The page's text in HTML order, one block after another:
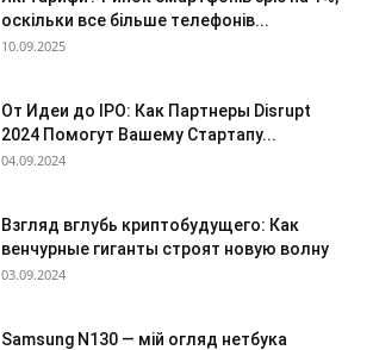
оскільки все більше телефонів...
10.09.2025
От Идеи до IPO: Как Партнеры Disrupt
2024 Помогут Вашему Стартапу...
04.09.2024
Взгляд вглубь криптобудущего: Как
венчурные гиганты строят новую волну
03.09.2024
Samsung N130 — мій огляд нетбука